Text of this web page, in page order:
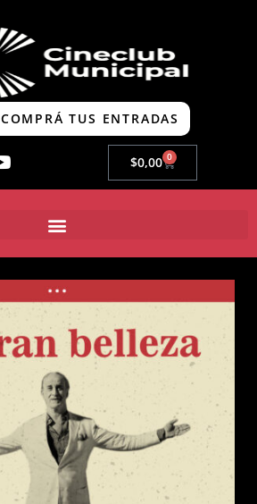
COMPRÁ TUS ENTRADAS
$0,00 0